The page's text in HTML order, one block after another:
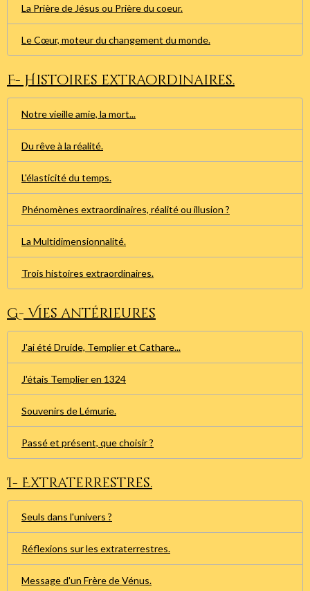
La Prière de Jésus ou Prière du coeur.
Le Cœur, moteur du changement du monde.
F- Histoires extraordinaires.
Notre vieille amie, la mort...
Du rêve à la réalité.
L'élasticité du temps.
Phénomènes extraordinaires, réalité ou illusion ?
La Multidimensionnalité.
Trois histoires extraordinaires.
G- Vies antérieures
J'ai été Druide, Templier et Cathare...
J'étais Templier en 1324
Souvenirs de Lémurie.
Passé et présent, que choisir ?
I- Extraterrestres.
Seuls dans l'univers ?
Réflexions sur les extraterrestres.
Message d'un Frère de Vénus.